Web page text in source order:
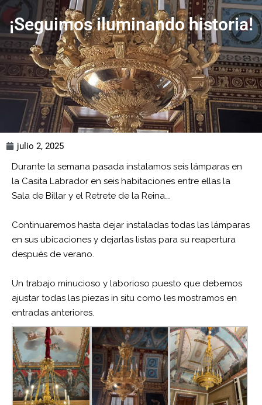
¡Seguimos iluminando historia!
julio 2, 2025
Durante la semana pasada instalamos seis lámparas en
la Casita Labrador en seis habitaciones entre ellas la
Sala de Billar y el Retrete de la Reina….
Continuaremos hasta dejar instaladas todas las lámparas
en sus ubicaciones y dejarlas listas para su reapertura
después de verano.
Un trabajo minucioso y laborioso puesto que debemos
ajustar todas las piezas in situ como les mostramos en
entradas anteriores.